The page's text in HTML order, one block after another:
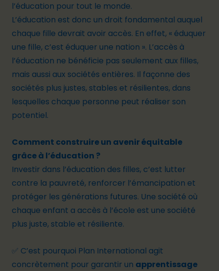
l’éducation pour tout le monde.
L’éducation est donc un droit fondamental auquel
chaque fille devrait avoir accès. En effet, « éduquer
une fille, c’est éduquer une nation ». L’accès à
l’éducation ne bénéficie pas seulement aux filles,
mais aussi aux sociétés entières. Il façonne des
sociétés plus justes, stables et résilientes, dans
lesquelles chaque personne peut réaliser son
potentiel.
Comment construire un avenir équitable
grâce à l’éducation ?
Investir dans l’éducation des filles, c’est lutter
contre la pauvreté, renforcer l’émancipation et
protéger les générations futures. Une société où
chaque enfant a accès à l’école est une société
plus juste, stable et résiliente.
✅ C’est pourquoi Plan International agit
concrètement pour garantir un apprentissage